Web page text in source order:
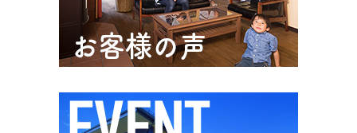
「子育て30代3~5人家族のための資金計画」 に申し込む